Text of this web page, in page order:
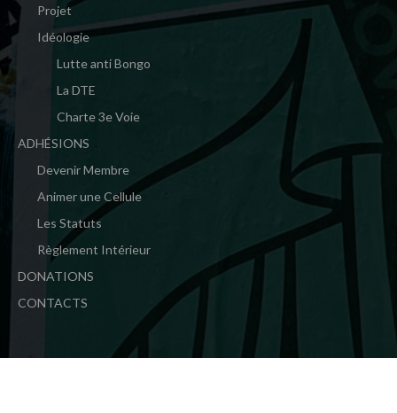
Projet
Idéologie
Lutte anti Bongo
La DTE
Charte 3e Voie
ADHÉSIONS
Devenir Membre
Animer une Cellule
Les Statuts
Règlement Intérieur
DONATIONS
CONTACTS